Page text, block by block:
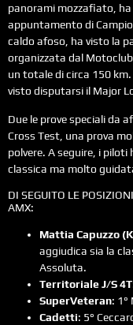
panorami mozzafiato,
appuntamento di
caldo afoso, ha visto la
organizzata dal
un totale di circa 150
visto disputarsi il Major
Due le prove speciali da
Cross Test, una prova
polvere. A seguire, i
classica ma molto
DI SEGUITO LE
AMX:
Mattia Capuzzo
aggiudica sia la
Assoluta.
Territoriale J/S 4T
SuperVeteran: 1°
Cadetti: 5°